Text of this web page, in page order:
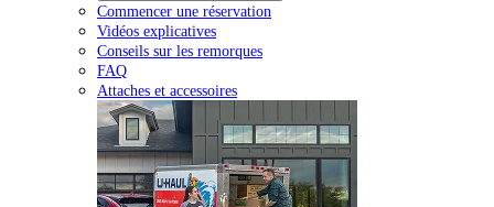
Commencer une réservation
Vidéos explicatives
Conseils sur les remorques
FAQ
Attaches et accessoires